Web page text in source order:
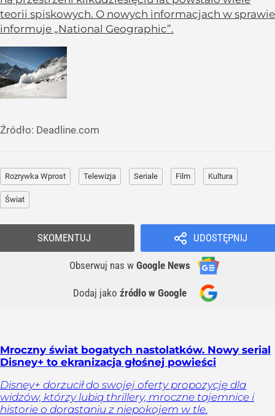
teorii spiskowych. O nowych informacjach w sprawie
informuje „National Geographic”.
Źródło: Deadline.com
Rozrywka Wprost Telewizja Seriale Film Kultura
Świat
UDOSTĘPNIJ
Obserwuj nas w Google News
Dodaj jako źródło w Google
SKOMENTUJ
Mroczny świat bogatych nastolatków. Nowy serial
Disney+ to ekranizacja głośnej powieści
Disney+ dorzucił do swojej oferty propozycję dla
widzów, którzy lubią thrillery, mroczne tajemnice i
historie o dorastaniu z niepokojem w tle.